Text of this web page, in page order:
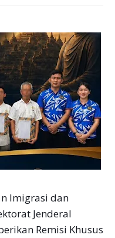
Imigrasi dan
Jenderal
Remisi Khusus